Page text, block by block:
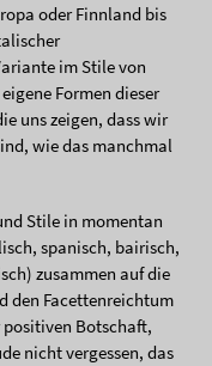
oder Finnland bis
im Stile von
Formen dieser
uns zeigen, dass wir
wie das manchmal
Stile in momentan
spanisch, bairisch,
zusammen auf die
den Facettenreichtum
Botschaft,
nicht vergessen, das